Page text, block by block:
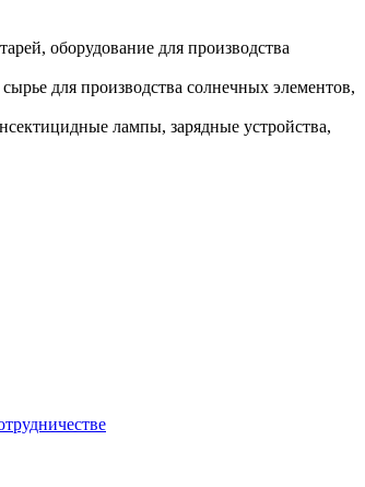
оборудование для производства
для производства солнечных элементов,
лампы, зарядные устройства,